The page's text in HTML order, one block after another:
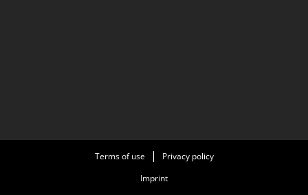
Terms of use
Privacy policy
Imprint